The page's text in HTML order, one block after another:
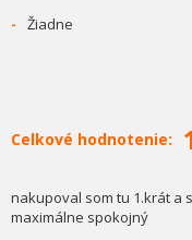
- Žiadne
Celkové hodnotenie:
nakupoval som tu 1.krát a
maximálne spokojný